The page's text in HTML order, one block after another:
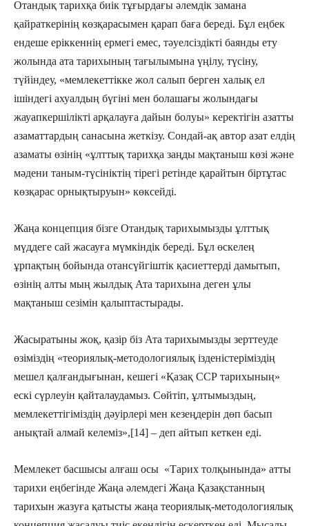
Отандық тарихқа биік тұғырдағы әлемдік замана
қайраткерінің көзқарасымен қарап баға береді. Бұл еңбек
ендеше еріккеннің ермегі емес, тәуелсіздікті баянды ету
жолында ата тарихының тағылымына үңілу, түсіну,
түйіндеу, «мемлекеттікке жол салып берген халық ел
ішіндегі ахуалдың бүгіні мен болашағы жолындағы
жауапкершілікті арқалауға дайын болуы» керектігін азатты
азаматтардың санасына жеткізу. Сондай-ақ автор азат елдің
азаматы өзінің «ұлттық тарихқа заңды мақтаныш көзі және
мәдени таным-түсініктің тірегі ретінде қарайтын біртұтас
көзқарас орнықтыруын» көксейді.
Жаңа концепция бізге Отандық тарихымызды ұлттық
мүддеге сай жасауға мүмкіндік береді. Бұл өскелең
ұрпақтың бойында отансүйгіштік қасиеттерді дамытып,
өзінің алты мың жылдық Ата тарихына деген ұлы
мақтаныш сезімін қалыптастырады.
Жасыратыны жоқ, қазір біз Ата тарихымызды зерттеуде
өзіміздің «теориялық-методологиялық ізденістеріміздің
мешел қалғандығынан, кешегі «Қазақ ССР тарихының»
ескі сүрлеуін қайталаудамыз. Сөйтіп, ұлтымыздың,
мемлекеттігіміздің дәуірлері мен кезеңдерін дөп басып
анықтай алмай келеміз»,[14] – деп айтып кеткен еді.
Мемлекет басшысы алғаш осы «Тарих толқынында» атты
тарихи еңбегінде Жаңа әлемдегі Жаңа Қазақстанның
тарихын жазуға қатысты жаңа теориялық-методологиялық